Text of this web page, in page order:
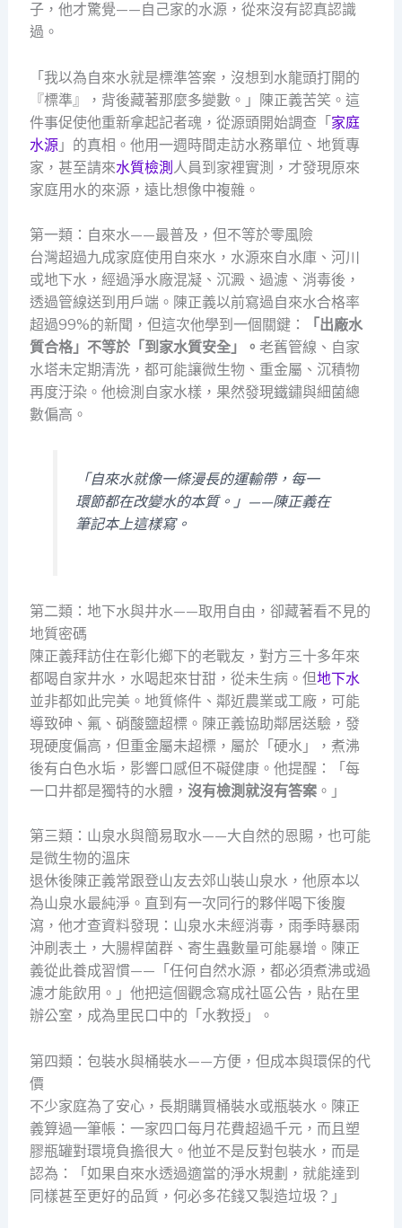
子，他才驚覺——自己家的水源，從來沒有認真認識
過。
「我以為自來水就是標準答案，沒想到水龍頭打開的
『標準』，背後藏著那麼多變數。」陳正義苦笑。這
件事促使他重新拿起記者魂，從源頭開始調查「 家庭
水源」的真相。他用一週時間走訪水務單位、地質專
家，甚至請來水質檢測 人員到家裡實測，才發現原來
家庭用水的來源，遠比想像中複雜。
第一類：自來水——最普及，但不等於零風險
台灣超過九成家庭使用自來水，水源來自水庫、河川
或地下水，經過淨水廠混凝、沉澱、過濾、消毒後，
透過管線送到用戶端。陳正義以前寫過自來水合格率
超過99%的新聞，但這次他學到一個關鍵：
「出廠水
質合格」不等於「到家水質安全」。 老舊管線、自家
水塔未定期清洗，都可能讓微生物、重金屬、沉積物
再度汙染。他檢測自家水樣，果然發現鐵鏽與細菌總
數偏高。
「自來水就像一條漫長的運輸帶，每一
環節都在改變水的本質。」——陳正義在
筆記本上這樣寫。
第二類：地下水與井水——取用自由，卻藏著看不見的
地質密碼
陳正義拜訪住在彰化鄉下的老戰友，對方三十多年來
都喝自家井水，水喝起來甘甜，從未生病。但地下水
並非都如此完美。地質條件、鄰近農業或工廠，可能
導致砷、氟、硝酸鹽超標。陳正義協助鄰居送驗，發
現硬度偏高，但重金屬未超標，屬於「硬水」，煮沸
後有白色水垢，影響口感但不礙健康。他提醒：「每
一口井都是獨特的水體， 沒有檢測就沒有答案。」
第三類：山泉水與簡易取水——大自然的恩賜，也可能
是微生物的溫床
退休後陳正義常跟登山友去郊山裝山泉水，他原本以
為山泉水最純淨。直到有一次同行的夥伴喝下後腹
瀉，他才查資料發現：山泉水未經消毒，雨季時暴雨
沖刷表土，大腸桿菌群、寄生蟲數量可能暴增。陳正
義從此養成習慣——「任何自然水源，都必須煮沸或過
濾才能飲用。」他把這個觀念寫成社區公告，貼在里
辦公室，成為里民口中的「水教授」。
第四類：包裝水與桶裝水——方便，但成本與環保的代
價
不少家庭為了安心，長期購買桶裝水或瓶裝水。陳正
義算過一筆帳：一家四口每月花費超過千元，而且塑
膠瓶罐對環境負擔很大。他並不是反對包裝水，而是
認為：「如果自來水透過適當的淨水規劃，就能達到
同樣甚至更好的品質，何必多花錢又製造垃圾？」